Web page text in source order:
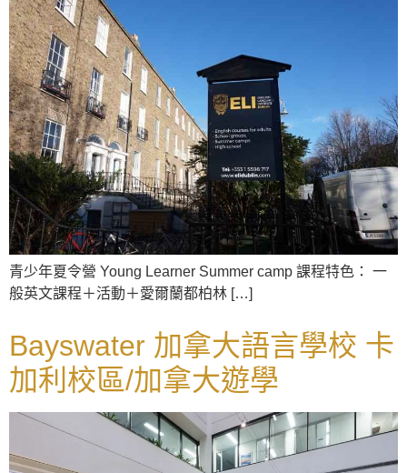
青少年夏令營 Young Learner Summer camp 課程特色： 一
般英文課程＋活動＋愛爾蘭都柏林 […]
Bayswater 加拿大語言學校 卡
加利校區/加拿大遊學